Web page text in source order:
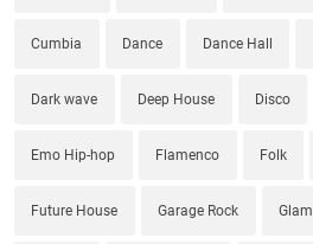
Cumbia Dance Dance Hall
Dark wave Deep House Disco
Emo Hip-hop Flamenco Folk
Future House Garage Rock Glam